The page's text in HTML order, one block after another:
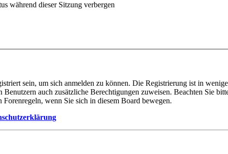
während dieser Sitzung verbergen
sein, um sich anmelden zu können. Die Registrierung ist in
auch zusätzliche Berechtigungen zuweisen. Beachten Sie
Forenregeln, wenn Sie sich in diesem Board bewegen.